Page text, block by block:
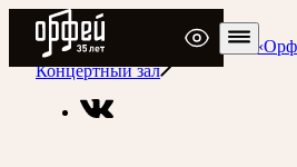
Радио Орфей
Радио классической музыки
Концертный зал